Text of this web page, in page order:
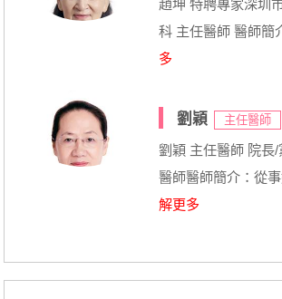
趙坤 特聘專家深圳
科 主任醫師 醫師簡
多
劉穎 主任醫師
劉穎 主任醫師 院長
醫師醫師簡介：從
解更多